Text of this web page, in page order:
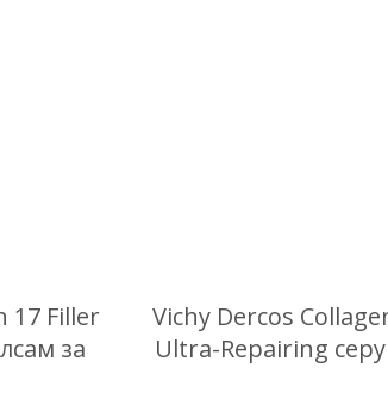
17 Filler
за
Vichy Dercos
Ultra-Repairing